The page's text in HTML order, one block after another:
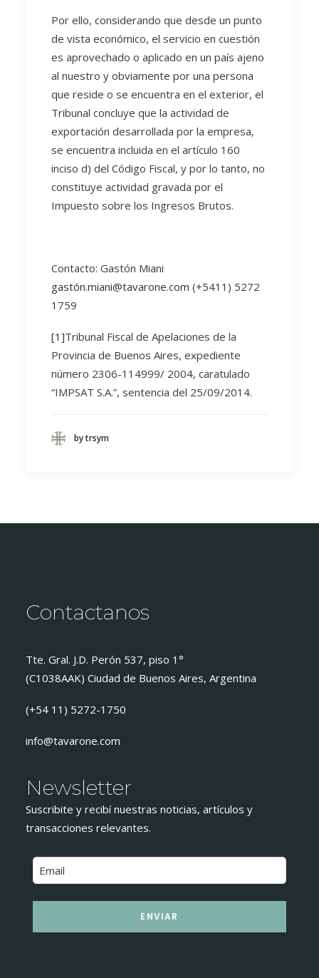
Por ello, considerando que desde un punto
de vista económico, el servicio en cuestión
es aprovechado o aplicado en un país ajeno
al nuestro y obviamente por una persona
que reside o se encuentra en el exterior, el
Tribunal concluye que la actividad de
exportación desarrollada por la empresa,
se encuentra incluida en el artículo 160
inciso d) del Código Fiscal, y por lo tanto, no
constituye actividad gravada por el
Impuesto sobre los Ingresos Brutos.
Contacto: Gastón Miani
gastón.miani@tavarone.com (+5411) 5272
1759
[1]Tribunal Fiscal de Apelaciones de la
Provincia de Buenos Aires, expediente
número 2306-114999/ 2004, caratulado
“IMPSAT S.A.”, sentencia del 25/09/2014.
by trsym
Contactanos
Tte. Gral. J.D. Perón 537, piso 1°
(C1038AAK) Ciudad de Buenos Aires, Argentina
(+54 11) 5272-1750
info@tavarone.com
Newsletter
Suscribite y recibí nuestras noticias, artículos y
transacciones relevantes.
ENVIAR